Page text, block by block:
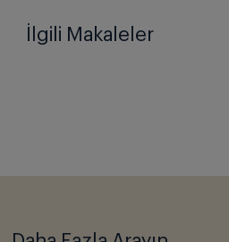
İlgili Makaleler